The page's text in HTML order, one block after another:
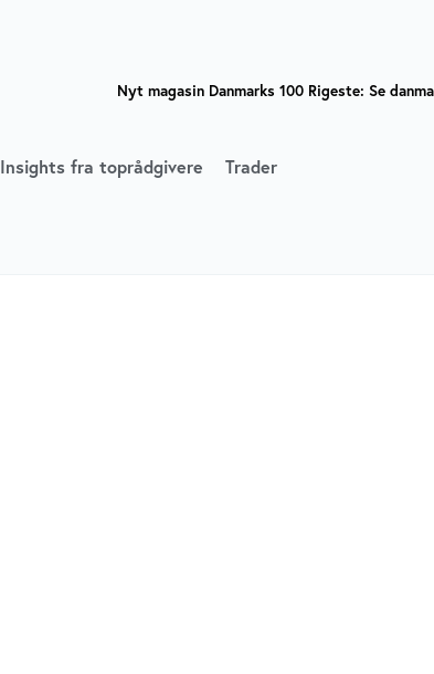
Nyt magasin Danmarks 100 Rigeste: Se
Insights fra toprådgivere
Trader